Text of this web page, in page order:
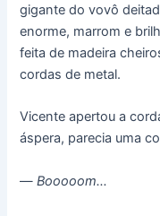
gigante do vovô
enorme, marrom e
feita de madeira
cordas de metal.
Vicente apertou a
áspera, parecia uma
—Booooom…